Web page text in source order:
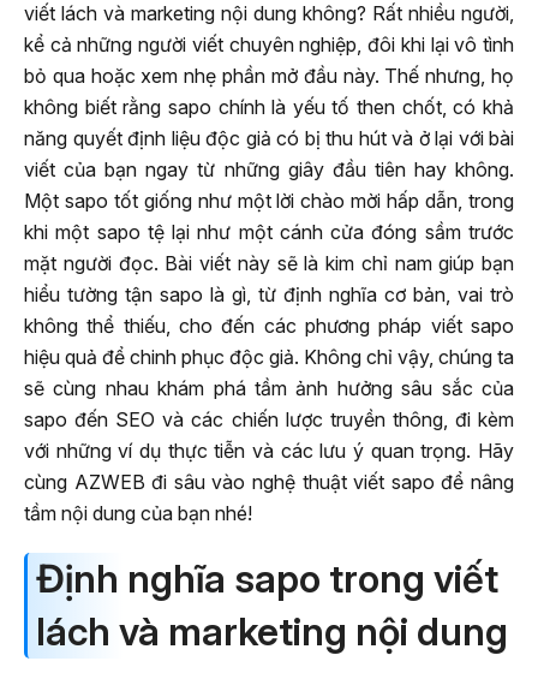
viết lách và marketing nội dung không? Rất nhiều người,
kể cả những người viết chuyên nghiệp, đôi khi lại vô tình
bỏ qua hoặc xem nhẹ phần mở đầu này. Thế nhưng, họ
không biết rằng sapo chính là yếu tố then chốt, có khả
năng quyết định liệu độc giả có bị thu hút và ở lại với bài
viết của bạn ngay từ những giây đầu tiên hay không.
Một sapo tốt giống như một lời chào mời hấp dẫn, trong
khi một sapo tệ lại như một cánh cửa đóng sầm trước
mặt người đọc. Bài viết này sẽ là kim chỉ nam giúp bạn
hiểu tường tận sapo là gì, từ định nghĩa cơ bản, vai trò
không thể thiếu, cho đến các phương pháp viết sapo
hiệu quả để chinh phục độc giả. Không chỉ vậy, chúng ta
sẽ cùng nhau khám phá tầm ảnh hưởng sâu sắc của
sapo đến SEO và các chiến lược truyền thông, đi kèm
với những ví dụ thực tiễn và các lưu ý quan trọng. Hãy
cùng AZWEB đi sâu vào nghệ thuật viết sapo để nâng
tầm nội dung của bạn nhé!
Định nghĩa sapo trong viết
lách và marketing nội dung